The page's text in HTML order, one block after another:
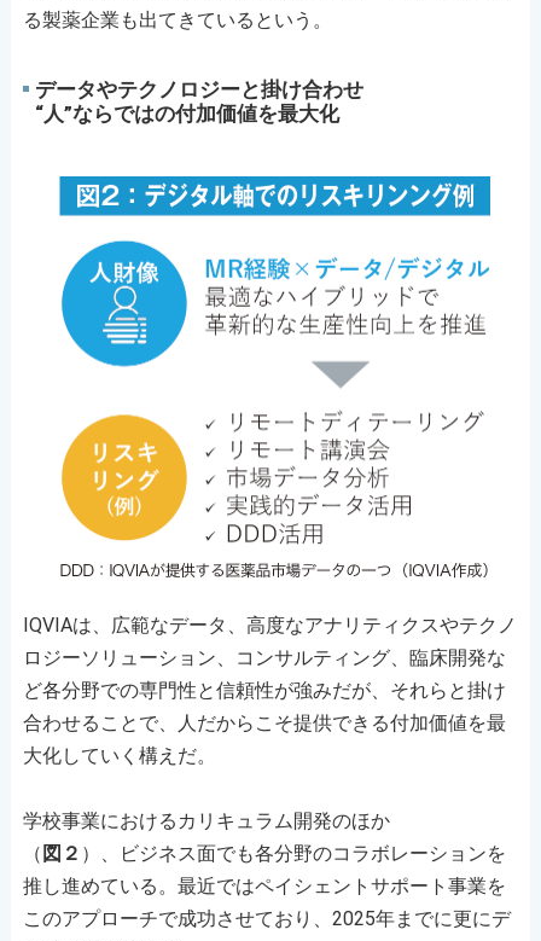
る製薬企業も出てきているという。
データやテクノロジーと掛け合わせ
“人”ならではの付加価値を最大化
IQVIAは、広範なデータ、高度なアナリティクスやテクノ
ロジーソリューション、コンサルティング、臨床開発な
ど各分野での専門性と信頼性が強みだが、それらと掛け
合わせることで、人だからこそ提供できる付加価値を最
大化していく構えだ。
学校事業におけるカリキュラム開発のほか
（ 図２ ）、ビジネス面でも各分野のコラボレーションを
推し進めている。最近ではペイシェントサポート事業を
このアプローチで成功させており、2025年までに更にデ